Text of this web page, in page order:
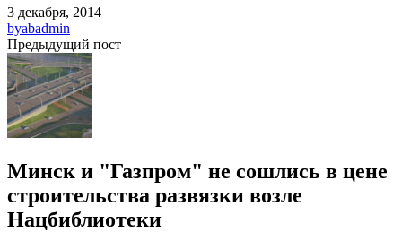
3 декабря, 2014
byabadmin
Предыдущий пост
Минск и "Газпром" не сошлись в цене
строительства развязки возле
Нацбиблиотеки